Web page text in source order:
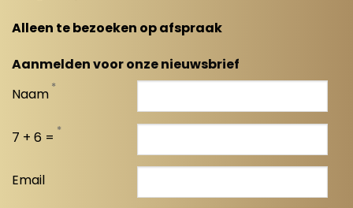
Alleen te bezoeken op afspraak
Aanmelden voor onze nieuwsbrief
Naam *
7 + 6 = *
Email